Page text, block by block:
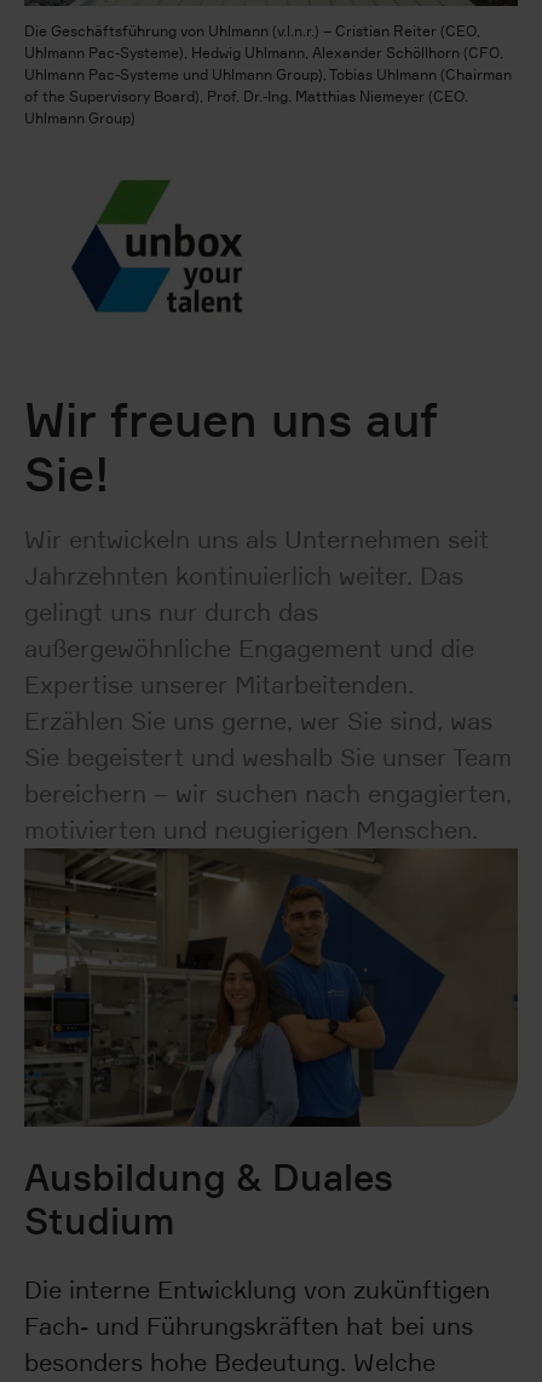
Die Geschäftsführung von Uhlmann (v.l.n.r.) – Cristian Reiter (CEO,
Uhlmann Pac-Systeme), Hedwig Uhlmann, Alexander Schöllhorn (CFO,
Uhlmann Pac-Systeme und Uhlmann Group), Tobias Uhlmann (Chairman
of the Supervisory Board), Prof. Dr.-Ing. Matthias Niemeyer (CEO.
Uhlmann Group)
Wir freuen uns auf
Sie!
Wir entwickeln uns als Unternehmen seit
Jahrzehnten kontinuierlich weiter. Das
gelingt uns nur durch das
außergewöhnliche Engagement und die
Expertise unserer Mitarbeitenden.
Erzählen Sie uns gerne, wer Sie sind, was
Sie begeistert und weshalb Sie unser Team
bereichern – wir suchen nach engagierten,
motivierten und neugierigen Menschen.
Ausbildung & Duales
Studium
Die interne Entwicklung von zukünftigen
Fach- und Führungskräften hat bei uns
besonders hohe Bedeutung. Welche